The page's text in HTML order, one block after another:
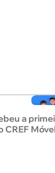
a
CREF